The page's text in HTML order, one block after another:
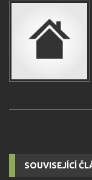
SOUVISEJÍCÍ